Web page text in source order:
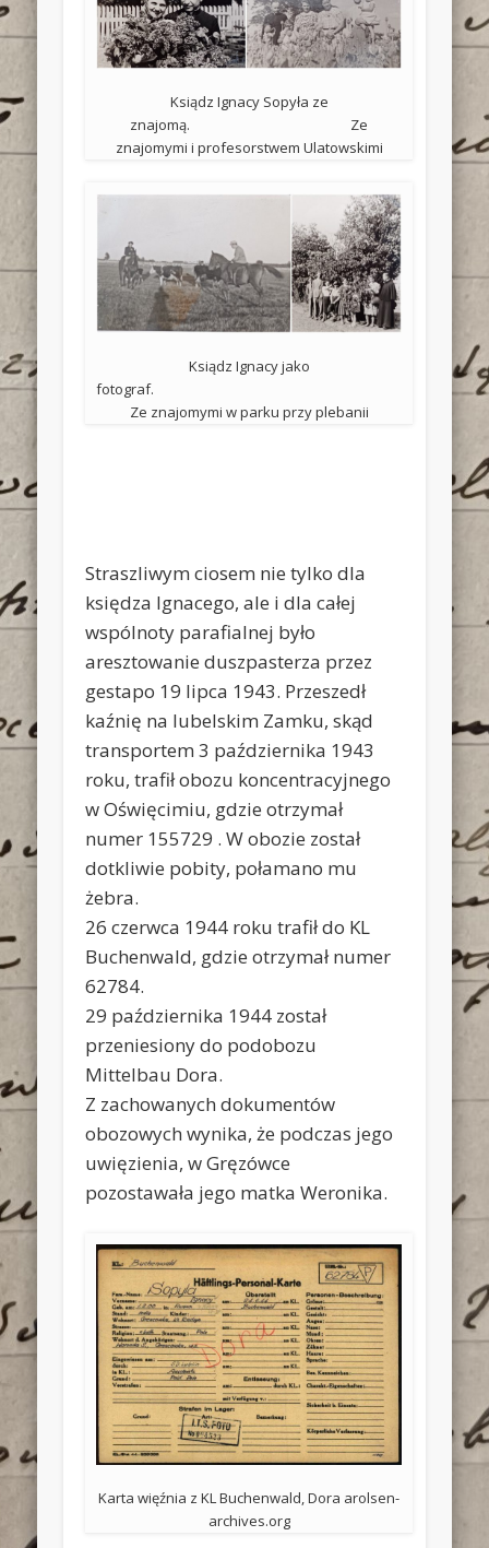
Ksiądz Ignacy Sopyła ze
znajomą. Ze
znajomymi i profesorstwem Ulatowskimi
Ksiądz Ignacy jako
fotograf.
Ze znajomymi w parku przy plebanii
Straszliwym ciosem nie tylko dla
księdza Ignacego, ale i dla całej
wspólnoty parafialnej było
aresztowanie duszpasterza przez
gestapo 19 lipca 1943. Przeszedł
kaźnię na lubelskim Zamku, skąd
transportem 3 października 1943
roku, trafił obozu koncentracyjnego
w Oświęcimiu, gdzie otrzymał
numer 155729 . W obozie został
dotkliwie pobity, połamano mu
żebra.
26 czerwca 1944 roku trafił do KL
Buchenwald, gdzie otrzymał numer
62784.
29 października 1944 został
przeniesiony do podobozu
Mittelbau Dora.
Z zachowanych dokumentów
obozowych wynika, że podczas jego
uwięzienia, w Gręzówce
pozostawała jego matka Weronika.
Karta więźnia z KL Buchenwald, Dora arolsen-
archives.org